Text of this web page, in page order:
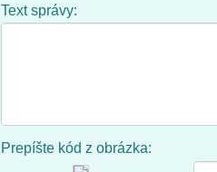
Text správy:
Prepíšte kód z obrázka: